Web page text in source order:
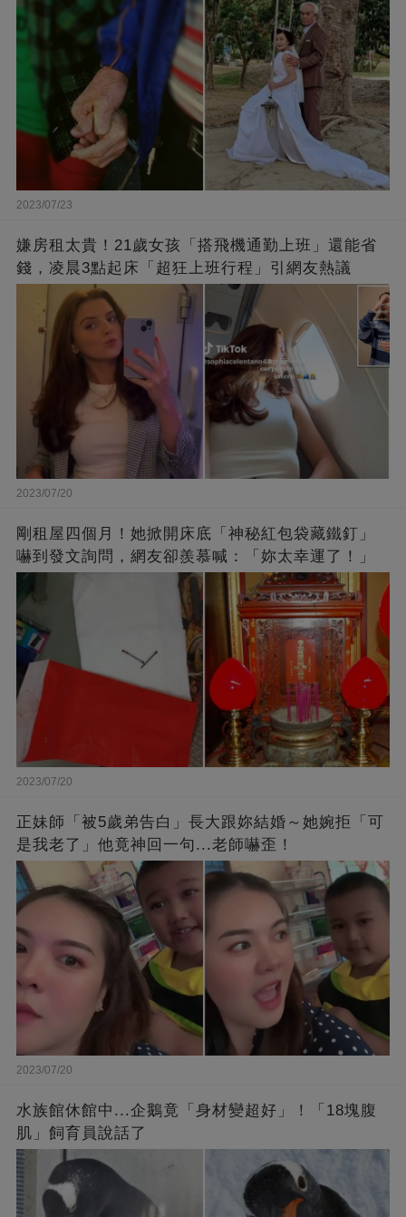
2023/07/23
嫌房租太貴！21歲女孩「搭飛機通勤上班」還能省
錢，凌晨3點起床「超狂上班行程」引網友熱議
2023/07/20
剛租屋四個月！她掀開床底「神秘紅包袋藏鐵釘」
嚇到發文詢問，網友卻羨慕喊：「妳太幸運了！」
2023/07/20
正妹師「被5歲弟告白」長大跟妳結婚～她婉拒「可
是我老了」他竟神回一句...老師嚇歪！
2023/07/20
水族館休館中...企鵝竟「身材變超好」！「18塊腹
肌」飼育員說話了